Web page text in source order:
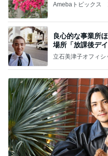
Amebaトピックス
良心的な事業所
場所「放課後デ
実の
立石美津子オフィシ